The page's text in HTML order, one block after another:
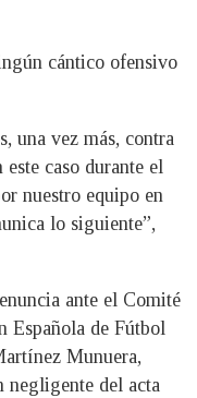
cántico ofensivo
una vez más, contra
caso durante el
nuestro equipo en
lo siguiente”,
ante el Comité
Española de Fútbol
Munuera,
negligente del acta